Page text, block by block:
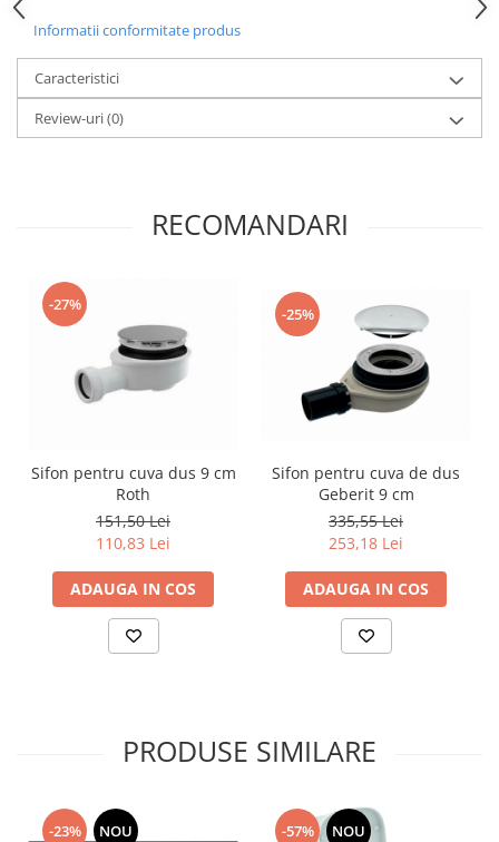
Informatii conformitate produs
Caracteristici
Review-uri(0)
RECOMANDARI
-27%
Sifon pentru cuva dus 9 cm
Roth
151,50 Lei
110,83 Lei
ADAUGA IN COS
-25%
Sifon pentru cuva de dus
Geberit 9 cm
335,55 Lei
253,18 Lei
ADAUGA IN COS
PRODUSE SIMILARE
-23% NOU -57% NOU